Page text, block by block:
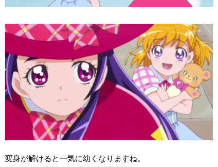
変身が解けると一気に幼くなりますね。